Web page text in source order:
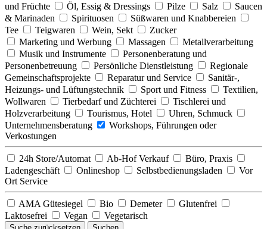
und Früchte
Öl, Essig & Dressings Pilze Salz
Saucen
& Marinaden
Spirituosen
Süßwaren und Knabbereien
Tee
Teigwaren Wein, Sekt
Zucker
Marketing und Werbung
Massagen
Metallverarbeitung
Musik und Instrumente
Personenberatung und
Personenbetreuung
Persönliche Dienstleistung
Regionale
Gemeinschaftsprojekte
Reparatur und Service
Sanitär-,
Heizungs- und Lüftungstechnik
Sport und Fitness
Textilien,
Wollwaren
Tierbedarf und Züchterei
Tischlerei und
Holzverarbeitung
Tourismus, Hotel
Uhren, Schmuck
Unternehmensberatung
Workshops, Führungen oder
Verkostungen
24h Store/Automat Ab-Hof Verkauf
Büro, Praxis
Ladengeschäft
Onlineshop Selbstbedienungsladen
Vor
Ort Service
AMA Gütesiegel Bio Demeter
Glutenfrei
Laktosefrei
Vegan Vegetarisch